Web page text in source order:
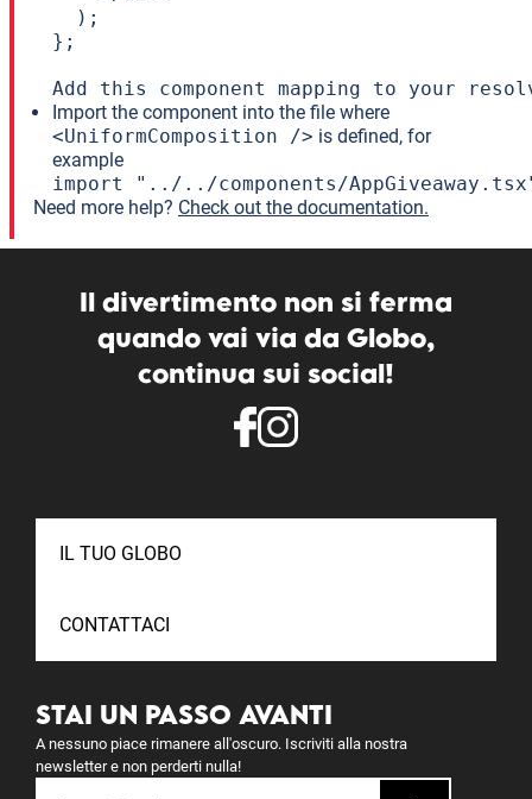
  );
};
Add this component mapping to your
Import the component into the file where
<UniformComposition /> is defined, for
example
import "../../components/
Need more help? Check out the documentation.
Il divertimento non si ferma
quando vai via da Globo,
continua sui social!
IL TUO GLOBO
CONTATTACI
STAI UN PASSO AVANTI
A nessuno piace rimanere all'oscuro. Iscriviti alla nostra
newsletter e non perderti nulla!